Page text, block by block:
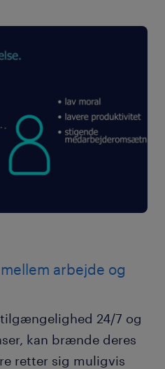
arbejde og
24/7 og
kan brænde deres
retter sig muligvis